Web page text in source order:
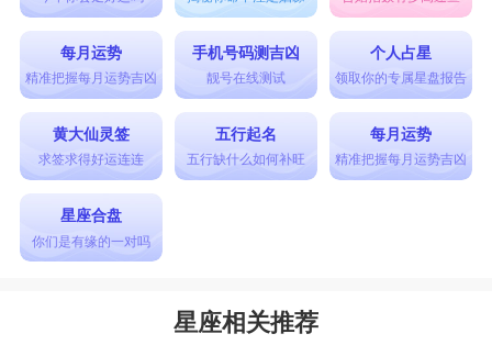
每月运势
精准把握每月运势吉凶
手机号码测吉凶
靓号在线测试
个人占星
领取你的专属星盘报告
黄大仙灵签
求签求得好运连连
五行起名
五行缺什么如何补旺
每月运势
精准把握每月运势吉凶
星座合盘
你们是有缘的一对吗
星座相关推荐